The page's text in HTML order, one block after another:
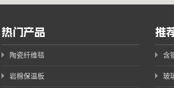
热门产品
陶瓷纤维毯
岩棉保温板
推
含
玻